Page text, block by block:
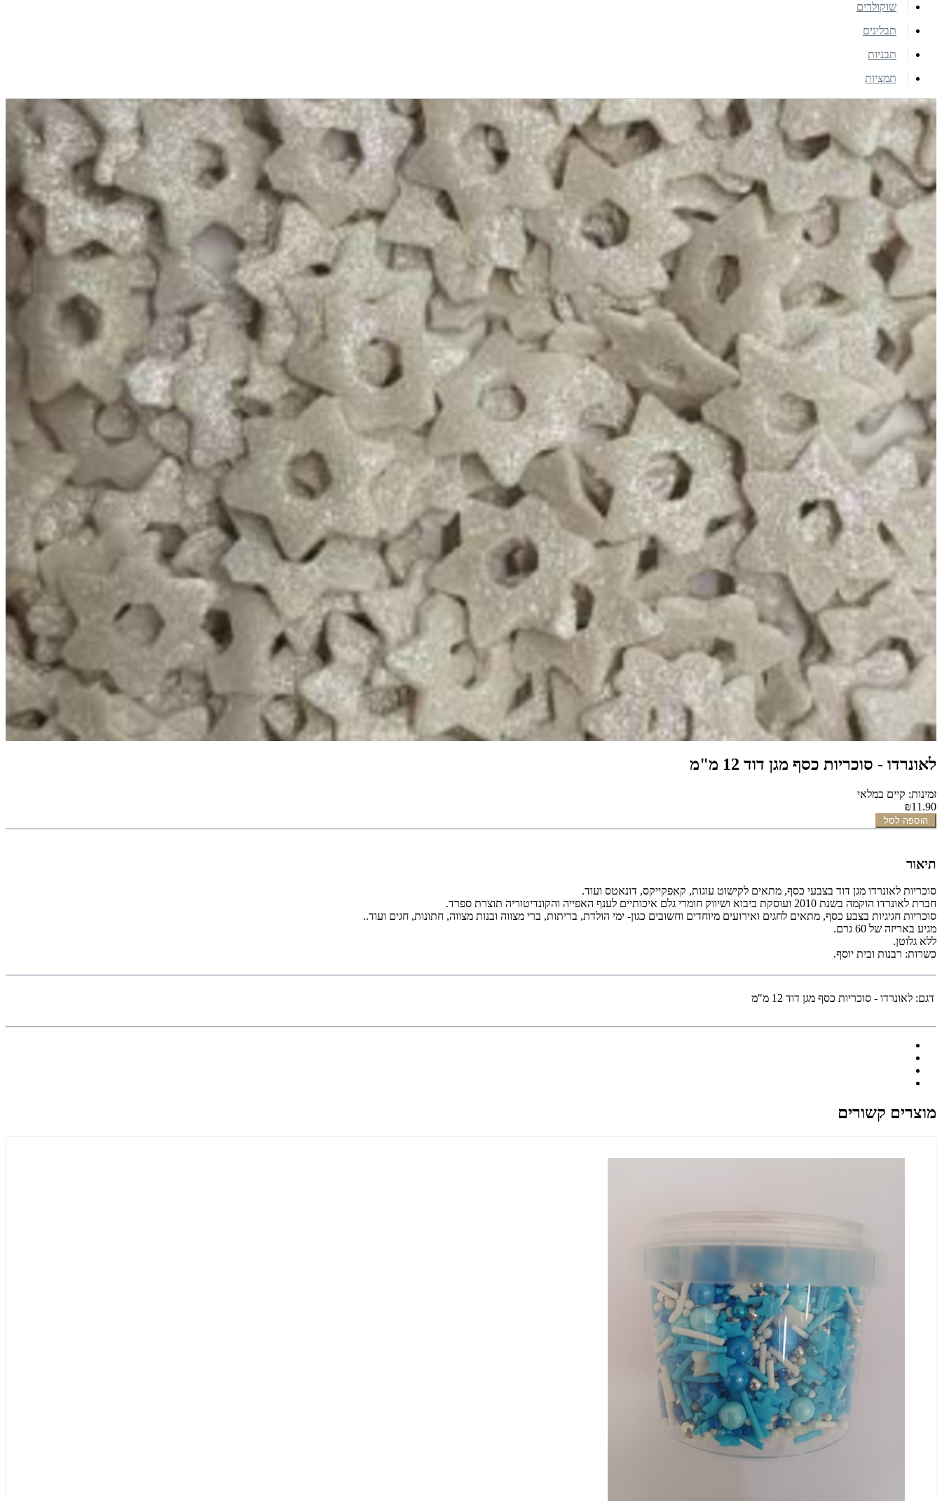
שוקולדים
תבלינים
תבניות
תמציות
לאונרדו - סוכריות כסף מגן דוד 12 מ"מ
זמינות: קיים במלאי
₪11.90
הוספה לסל
תיאור
סוכריות לאונרדו מגן דוד בצבעי כסף, מתאים לקישוט עוגות, קאפקייקס, דונאטס ועוד.
חברת לאונרדו הוקמה בשנת 2010 ועוסקת ביבוא ושיווק חומרי גלם איכותיים לענף האפייה והקונדיטוריה תוצרת ספרד.
סוכריות חגיגיות בצבע כסף, מתאים לחגים ואירועים מיוחדים וחשובים כגון- ימי הולדת, בריתות, ברי מצווה ובנות מצווה, חתונות, חגים ועוד..
מגיע באריזה של 60 גרם.
ללא גלוטן.
כשרות: רבנות ובית יוסף.
דגם: לאונרדו - סוכריות כסף מגן דוד 12 מ"מ
מוצרים קשורים